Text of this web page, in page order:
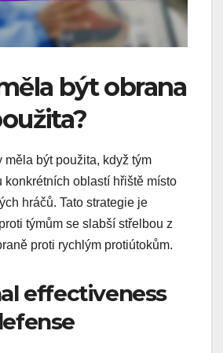
být obrana
měla být použita, když tým
konkrétních oblastí hřiště místo
hráčů. Tato strategie je
týmům se slabší střelbou z
proti rychlým protiútokům.
effectiveness